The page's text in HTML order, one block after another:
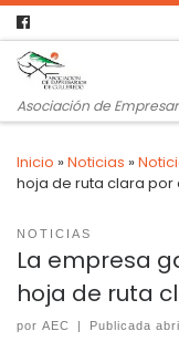
Asociación de
Inicio »Noticias »
hoja de ruta clara por
NOTICIAS
La empresa
hoja de ruta
por AEC | Publicada